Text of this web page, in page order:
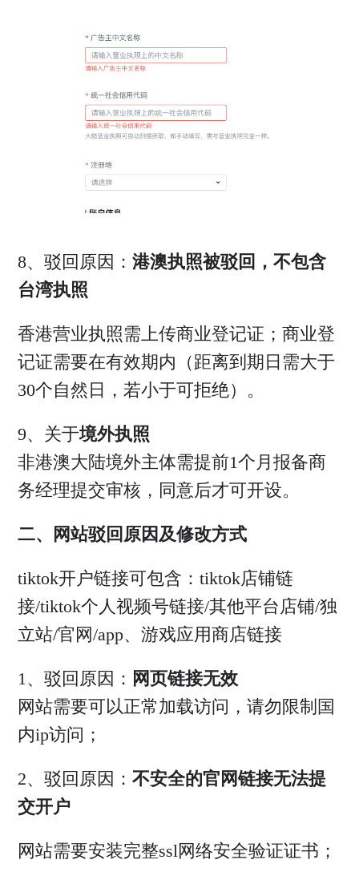
8、驳回原因： 港澳执照被驳回，不包含
台湾执照
香港营业执照需上传商业登记证；商业登
记证需要在有效期内（距离到期日需大于
30个自然日，若小于可拒绝）。
9、关于境外执照
非港澳大陆境外主体需提前1个月报备商
务经理提交审核，同意后才可开设。
二、 网站驳回原因及修改方式
tiktok开户链接可包含：tiktok店铺链
接/tiktok个人视频号链接/其他平台店铺/独
立站/官网/app、游戏应用商店链接
1、驳回原因： 网页链接无效
网站需要可以正常加载访问，请勿限制国
内ip访问；
2、驳回原因： 不安全的官网链接无法提
交开户
网站需要安装完整ssl网络安全验证证书；